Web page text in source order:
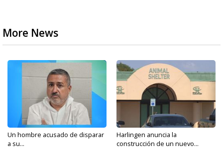
More News
Un hombre acusado de disparar
a su...
Harlingen anuncia la
construcción de un nuevo...